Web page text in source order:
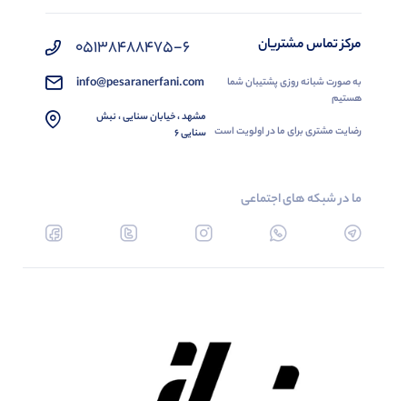
مرکز تماس مشتریان
به صورت شبانه روزی پشتیبان شما
هستیم
رضایت مشتری برای ما در اولویت است
05138488475-6
info@pesaranerfani.com
مشهد ، خیابان سنایی ، نبش
سنایی 6
ما در شبکه های اجتماعی